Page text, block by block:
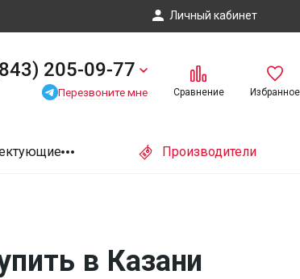
Личный кабинет
205-09-77
Перезвоните мне Сравнение Избранное
Производители
в Казани